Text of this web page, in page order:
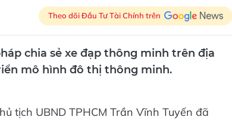
Theo dõi Đầu Tư Tài Chính trên
chia sẻ xe đạp thông minh trên địa
mô hình đô thị thông minh.
tịch UBND TPHCM Trần Vĩnh Tuyến đã